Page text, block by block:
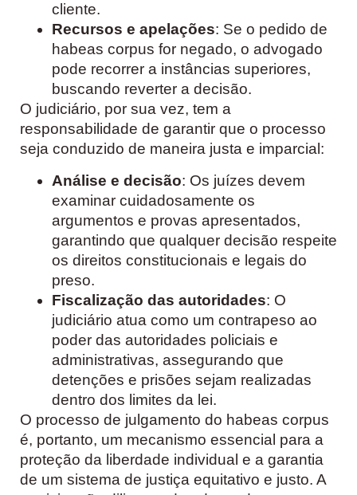
cliente.
Recursos e apelações: Se o pedido de
habeas corpus for negado, o advogado
pode recorrer a instâncias superiores,
buscando reverter a decisão.
O judiciário, por sua vez, tem a
responsabilidade de garantir que o processo
seja conduzido de maneira justa e imparcial:
Análise e decisão: Os juízes devem
examinar cuidadosamente os
argumentos e provas apresentados,
garantindo que qualquer decisão respeite
os direitos constitucionais e legais do
preso.
Fiscalização das autoridades: O
judiciário atua como um contrapeso ao
poder das autoridades policiais e
administrativas, assegurando que
detenções e prisões sejam realizadas
dentro dos limites da lei.
O processo de julgamento do habeas corpus
é, portanto, um mecanismo essencial para a
proteção da liberdade individual e a garantia
de um sistema de justiça equitativo e justo. A